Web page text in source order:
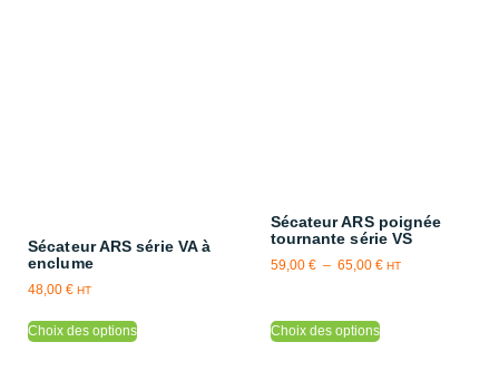
Sécateur ARS série VA à
enclume
48,00 € HT
Choix des options
Sécateur ARS poignée
tournante série VS
59,00 € – 65,00 € HT
Choix des options